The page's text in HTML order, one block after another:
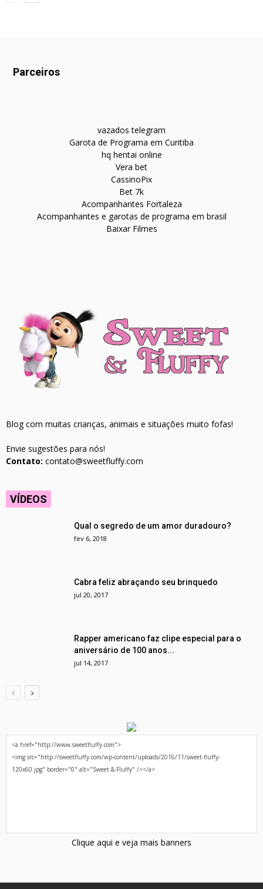
Parceiros
vazados telegram
Garota de Programa em Curitiba
hq hentai online
Vera bet
CassinoPix
Bet 7k
Acompanhantes Fortaleza
Acompanhantes e garotas de programa em brasil
Baixar Filmes
Blog com muitas crianças, animais e situações muito fofas!
Envie sugestões para nós!
Contato: contato@sweetfluffy.com
VÍDEOS
Qual o segredo de um amor duradouro?
fev 6, 2018
Cabra feliz abraçando seu brinquedo
jul 20, 2017
Rapper americano faz clipe especial para o
aniversário de 100 anos...
jul 14, 2017
Clique aqui e veja mais banners